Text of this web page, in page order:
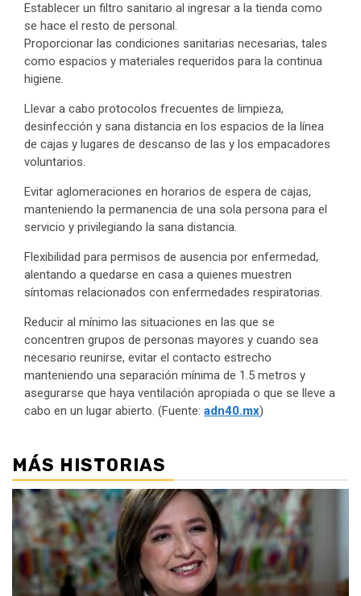
Establecer un filtro sanitario al ingresar a la tienda como
se hace el resto de personal.
Proporcionar las condiciones sanitarias necesarias, tales
como espacios y materiales requeridos para la continua
higiene.
Llevar a cabo protocolos frecuentes de limpieza,
desinfección y sana distancia en los espacios de la línea
de cajas y lugares de descanso de las y los empacadores
voluntarios.
Evitar aglomeraciones en horarios de espera de cajas,
manteniendo la permanencia de una sola persona para el
servicio y privilegiando la sana distancia.
Flexibilidad para permisos de ausencia por enfermedad,
alentando a quedarse en casa a quienes muestren
síntomas relacionados con enfermedades respiratorias.
Reducir al mínimo las situaciones en las que se
concentren grupos de personas mayores y cuando sea
necesario reunirse, evitar el contacto estrecho
manteniendo una separación mínima de 1.5 metros y
asegurarse que haya ventilación apropiada o que se lleve a
cabo en un lugar abierto. (Fuente: adn40.mx)
MÁS HISTORIAS